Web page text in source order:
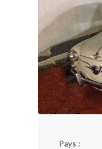
Pays :